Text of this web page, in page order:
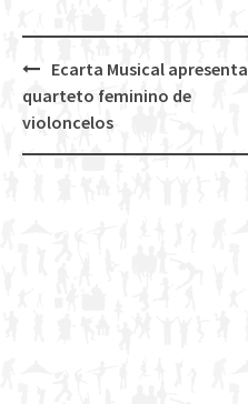
Post
navigation
Ecarta Musical apresenta
quarteto feminino de
violoncelos